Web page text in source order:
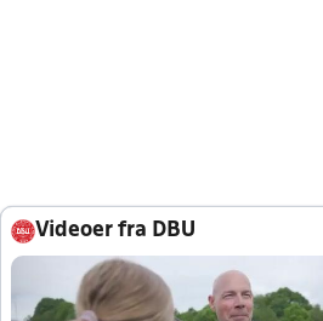
Videoer fra DBU